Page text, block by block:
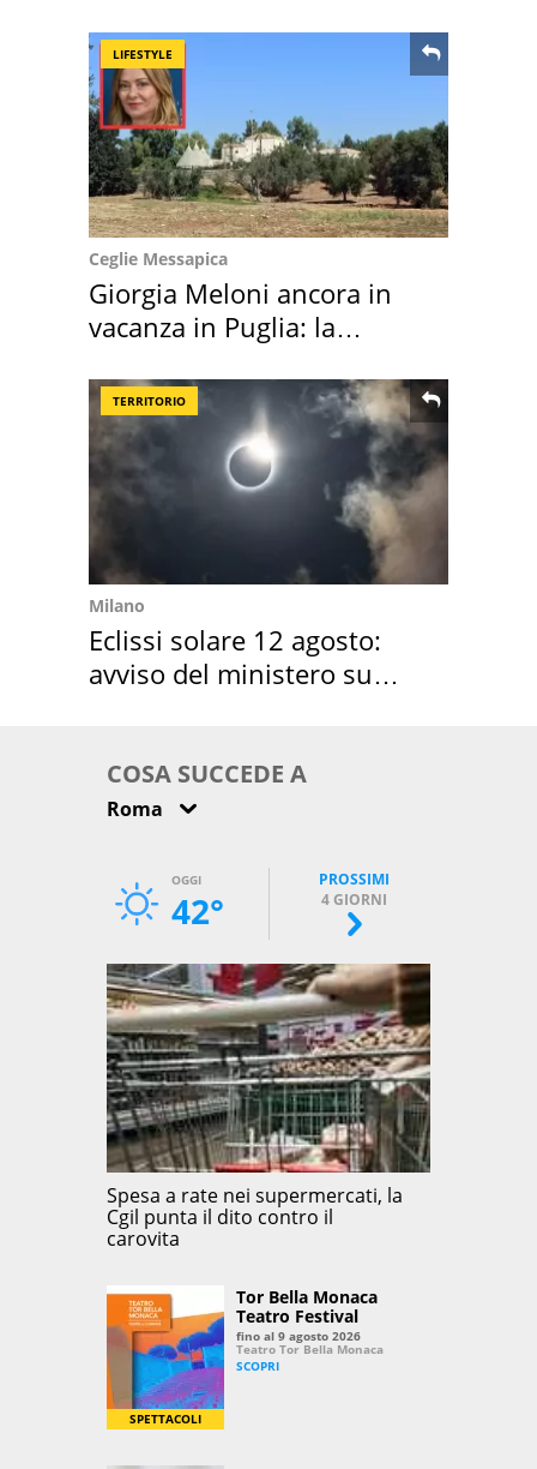
LIFESTYLE
Ceglie Messapica
Giorgia Meloni ancora in
vacanza in Puglia: la
TERRITORIO
Milano
Eclissi solare 12 agosto:
avviso del ministero su